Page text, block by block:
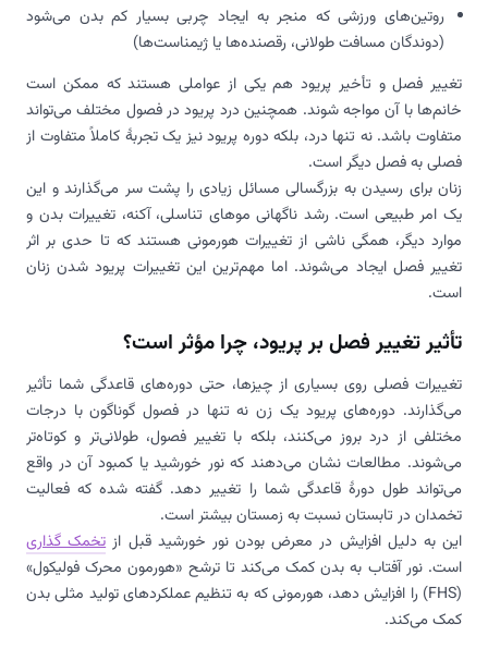
روتین‌های ورزشی که منجر به ایجاد چربی بسیار کم بدن می‌شود
(دوندگان مسافت طولانی، رقصنده‌ها یا ژیمناست‌ها)
تغییر فصل و تأخیر پریود هم یکی از عواملی هستند که ممکن است
خانم‌ها با آن مواجه شوند. همچنین درد پریود در فصول مختلف می‌تواند
متفاوت باشد. نه تنها درد، بلکه دوره پریود نیز یک تجربهٔ کاملاً متفاوت از
فصلی به فصل دیگر است.
زنان برای رسیدن به بزرگسالی مسائل زیادی را پشت سر می‌گذارند و این
یک امر طبیعی است. رشد ناگهانی موهای تناسلی، آکنه، تغییرات بدن و
موارد دیگر، همگی ناشی از تغییرات هورمونی هستند که تا حدی بر اثر
تغییر فصل ایجاد می‌شوند. اما مهم‌ترین این تغییرات پریود شدن زنان
است.
تأثیر تغییر فصل بر پریود، چرا مؤثر است؟
تغییرات فصلی روی بسیاری از چیزها، حتی دوره‌های قاعدگی شما تأثیر
می‌گذارند. دوره‌های پریود یک زن نه تنها در فصول گوناگون با درجات
مختلفی از درد بروز می‌کنند، بلکه با تغییر فصول، طولانی‌تر و کوتاه‌تر
می‌شوند. مطالعات نشان می‌دهند که نور خورشید یا کمبود آن در واقع
می‌تواند طول دورهٔ قاعدگی شما را تغییر دهد. گفته شده که فعالیت
تخمدان در تابستان نسبت به زمستان بیشتر است.
این به دلیل افزایش در معرض بودن نور خورشید قبل ازتخمک گذاری
است. نور آفتاب به بدن کمک می‌کند تا ترشح «هورمون محرک فولیکول»
(FHS) را افزایش دهد، هورمونی که به تنظیم عملکردهای تولید مثلی بدن
کمک می‌کند.